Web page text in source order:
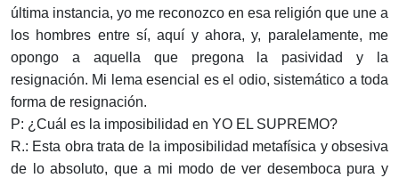
última instancia, yo me reconozco en esa religión que une a
los hombres entre sí, aquí y ahora, y, paralelamente, me
opongo a aquella que pregona la pasividad y la
resignación. Mi lema esencial es el odio, sistemático a toda
forma de resignación.
P: ¿Cuál es la imposibilidad en YO EL SUPREMO?
R.: Esta obra trata de la imposibilidad metafísica y obsesiva
de lo absoluto, que a mi modo de ver desemboca pura y